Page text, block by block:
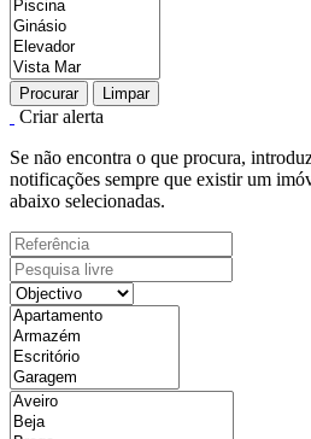
Procurar Limpar
Criar alerta
Se não encontra o que procura,
notificações sempre que existir um
abaixo selecionadas.